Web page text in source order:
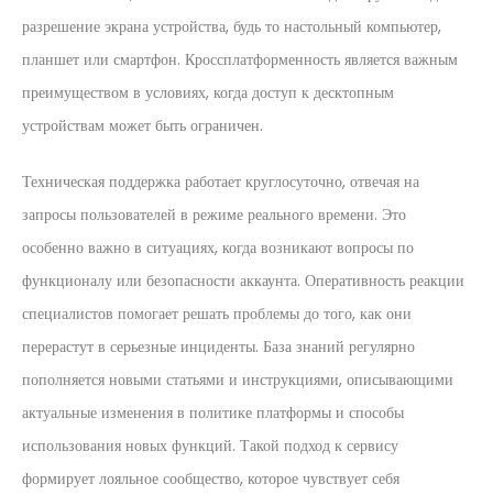
разрешение экрана устройства, будь то настольный компьютер,
планшет или смартфон. Кроссплатформенность является важным
преимуществом в условиях, когда доступ к десктопным
устройствам может быть ограничен.
Техническая поддержка работает круглосуточно, отвечая на
запросы пользователей в режиме реального времени. Это
особенно важно в ситуациях, когда возникают вопросы по
функционалу или безопасности аккаунта. Оперативность реакции
специалистов помогает решать проблемы до того, как они
перерастут в серьезные инциденты. База знаний регулярно
пополняется новыми статьями и инструкциями, описывающими
актуальные изменения в политике платформы и способы
использования новых функций. Такой подход к сервису
формирует лояльное сообщество, которое чувствует себя